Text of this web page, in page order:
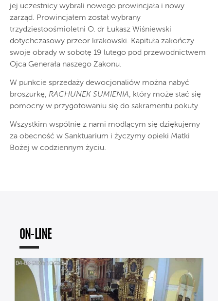
jej uczestnicy wybrali nowego prowincjała i nowy
zarząd. Prowincjałem został wybrany
trzydziestoośmioletni O. dr Łukasz Wiśniewski
dotychczasowy przeor krakowski. Kapituła zakończy
swoje obrady w sobotę 19 lutego pod przewodnictwem
Ojca Generała naszego Zakonu.
W punkcie sprzedaży dewocjonaliów można nabyć
broszurkę, RACHUNEK SUMIENIA, który może stać się
pomocny w przygotowaniu się do sakramentu pokuty.
Wszystkim wspólnie z nami modlącym się dziękujemy
za obecność w Sanktuarium i życzymy opieki Matki
Bożej w codziennym życiu.
ON-LINE